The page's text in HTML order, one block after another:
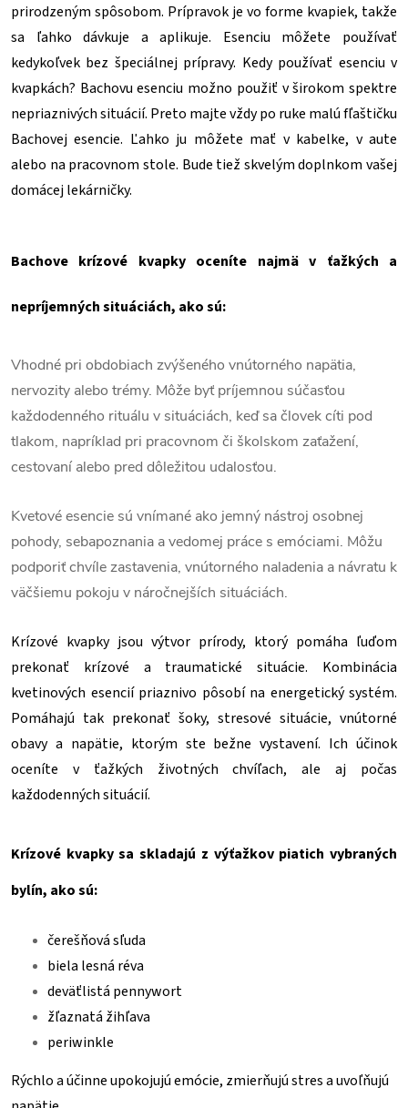
prirodzeným spôsobom. Prípravok je vo forme kvapiek, takže
sa ľahko dávkuje a aplikuje. Esenciu môžete používať
kedykoľvek bez špeciálnej prípravy. Kedy používať esenciu v
kvapkách? Bachovu esenciu možno použiť v širokom spektre
nepriaznivých situácií. Preto majte vždy po ruke malú fľaštičku
Bachovej esencie. Ľahko ju môžete mať v kabelke, v aute
alebo na pracovnom stole. Bude tiež skvelým doplnkom vašej
domácej lekárničky.
Bachove krízové kvapky oceníte najmä v ťažkých a
nepríjemných situáciách, ako sú:
Vhodné pri obdobiach zvýšeného vnútorného napätia,
nervozity alebo trémy. Môže byť príjemnou súčasťou
každodenného rituálu v situáciách, keď sa človek cíti pod
tlakom, napríklad pri pracovnom či školskom zaťažení,
cestovaní alebo pred dôležitou udalosťou.
Kvetové esencie sú vnímané ako jemný nástroj osobnej
pohody, sebapoznania a vedomej práce s emóciami. Môžu
podporiť chvíle zastavenia, vnútorného naladenia a návratu k
väčšiemu pokoju v náročnejších situáciách.
Krízové kvapky jsou výtvor prírody, ktorý pomáha ľuďom
prekonať krízové a traumatické situácie. Kombinácia
kvetinových esencií priaznivo pôsobí na energetický systém.
Pomáhajú tak prekonať šoky, stresové situácie, vnútorné
obavy a napätie, ktorým ste bežne vystavení. Ich účinok
oceníte v ťažkých životných chvíľach, ale aj počas
každodenných situácií.
Krízové kvapky sa skladajú z výťažkov piatich vybraných
bylín, ako sú:
čerešňová sľuda
biela lesná réva
deväťlistá pennywort
žľaznatá žihľava
periwinkle
Rýchlo a účinne upokojujú emócie, zmierňujú stres a uvoľňujú